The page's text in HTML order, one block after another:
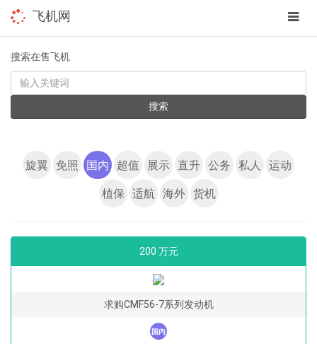
app
飞机网
搜索在售飞机
KEYWORD
搜索
旋翼 免照 国内 超值 展示 直升 公务 私人
运动
植保 适航 海外 货机
200 万元
求购CMF56-7系列发动机
国内